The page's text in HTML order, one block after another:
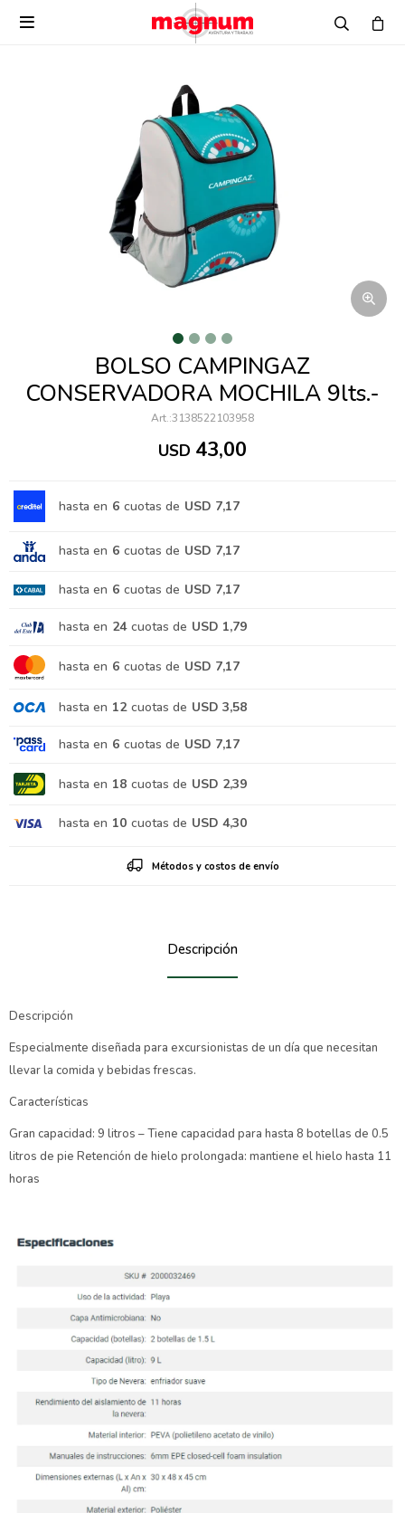

BOLSO CAMPINGAZ
CONSERVADORA MOCHILA 9lts.-
3138522103958
USD 43,00
hasta en 6 cuotas de USD 7,17
hasta en 6 cuotas de USD 7,17
hasta en 6 cuotas de USD 7,17
hasta en 24 cuotas de USD 1,79
hasta en 6 cuotas de USD 7,17
hasta en 12 cuotas de USD 3,58
hasta en 6 cuotas de USD 7,17
hasta en 18 cuotas de USD 2,39
hasta en 10 cuotas de USD 4,30
Métodos y costos de envío
Descripción
Descripción
Especialmente diseñada para excursionistas de un día que necesitan
llevar la comida y bebidas frescas.
Características
Gran capacidad: 9 litros – Tiene capacidad para hasta 8 botellas de 0.5
litros de pie Retención de hielo prolongada: mantiene el hielo hasta 11
horas